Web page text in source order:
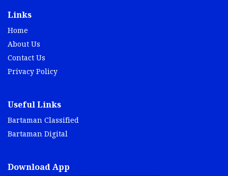
Links
Home
About Us
Contact Us
Privacy Policy
Useful Links
Bartaman Classified
Bartaman Digital
Download App